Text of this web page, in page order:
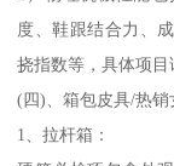
度、鞋跟结合力、
挠指数等，具体项目
(四)、箱包皮具/热销
1、拉杆箱：